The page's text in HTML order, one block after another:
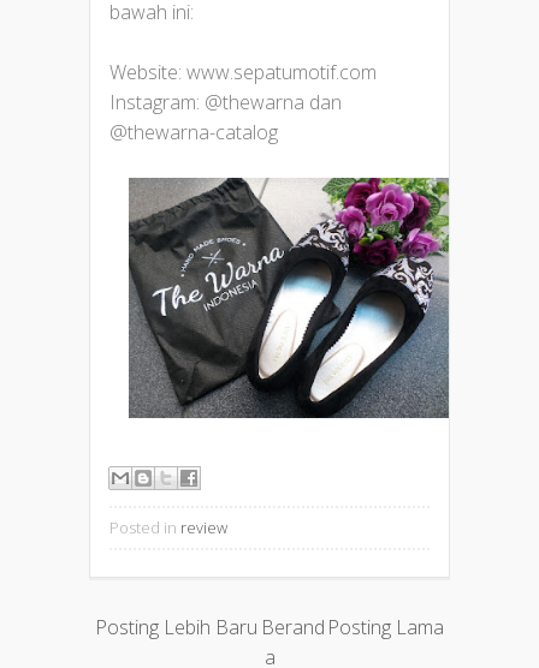
bawah ini:
Website: www.sepatumotif.com
Instagram: @thewarna dan
@thewarna-catalog
Posted in review
Posting Lebih Baru Posting Lama
Berand
a